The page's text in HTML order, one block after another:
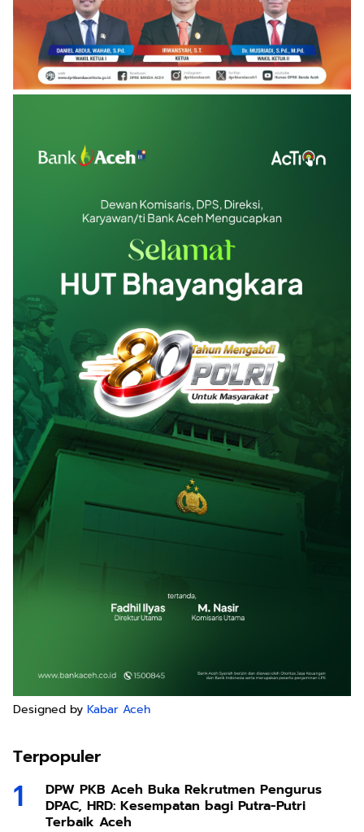
Designed by Kabar Aceh
Terpopuler
DPW PKB Aceh Buka Rekrutmen Pengurus
DPAC, HRD: Kesempatan bagi Putra-Putri
Terbaik Aceh